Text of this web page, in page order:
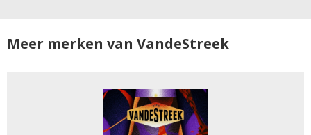
Meer merken van VandeStreek